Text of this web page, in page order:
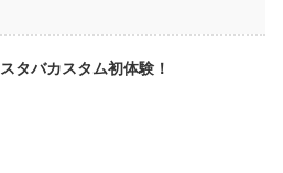
スタバカスタム初体験！